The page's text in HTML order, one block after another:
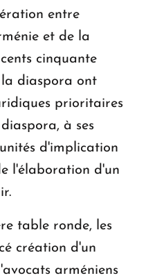
entre
et de la
cinquante
diaspora ont
prioritaires
à ses
d'implication
l'élaboration d'un
table ronde, les
création d'un
arméniens